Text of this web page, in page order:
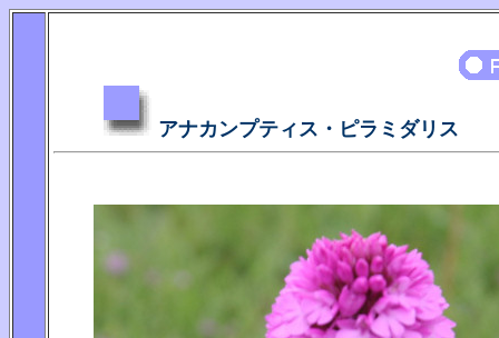
アナカンプティス・ピラミダリス